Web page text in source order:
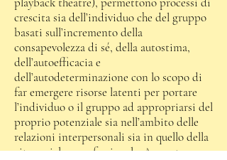
crescita sia dell’individuo che del gruppo
basati sull’incremento della
consapevolezza di sé, della autostima,
dell’autoefficacia e
dell’autodeterminazione con lo scopo di
far emergere risorse latenti per portare
l’individuo o il gruppo ad appropriarsi del
proprio potenziale sia nell’ambito delle
relazioni interpersonali sia in quello della
vita sociale e professionale. A queste